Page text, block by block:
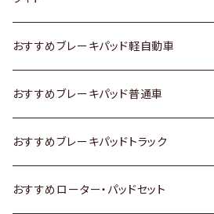
スズキ
日産
いすゞ
ダイハツ
ホンダ
スズキ
日産
いすゞ
トヨタ
スズキ
日産
いすゞ
おすすめブレーキパッド軽自動車
トヨタ
ホンダ
スズキ
おすすめブレーキパッド普通車
トヨタ
ホンダ
おすすめブレーキパッドトラック
トヨタ
おすすめローター・パッドセット